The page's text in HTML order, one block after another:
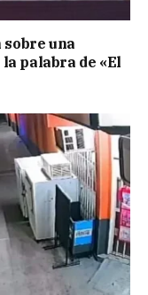
una
palabra de «El